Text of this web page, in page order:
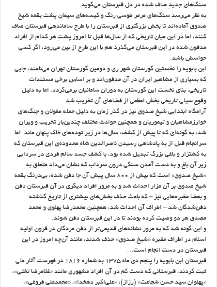
سنگ‌های جدیدِ صاف شده در دل قبرستان می‌گوید.
به نظر می‌رسد سنگ‌های مرمر طوسی رنگ و کیسه‌های سیمان پشت بقعه شیخ
صدوق آماده‌اند تا بخش بزرگتری از قبرستان را با طرح ساماندهیِ قبرستان صاف
کنند، اما در این میان تاریخی که از سال‌ها قبل تا امروز پشتِ هر کدام از افراد
مدفون شده در این قبرستان می‌گذرد هم با این طرح از بین می‌رود، اگر کسی
حواسش باشد.
ابن بابویه را نخستین گورستان شهر ری و دومین گورستان تهران می‌نامند،‌ جایی
که بسیاری از مشاهیر ایران در آن مدفون‌اند و بر اساس برخی مستندات
تاریخی، بنای نخست این گورستان به دوران سامانیان برمی‌گردد، اما به دلیل
وقوع سیلی تاریخی بخش اعظمی از فضاهای آن تخریب شد.
آرامگاه ابتدایی شیخ صدوق نیز در گذر زمان به دلیل حمله مغولان و جنگ‌های
خوارزمشاهیان و تیموریان و همچنین حوادث مختلف چندین‌بار تخریب و ویران
شد، به‌ گونه‌ای که تا پیش از کشف، سال‌ها در زیر توده‌های خاک پنهان ماند. اما
سرانجام قبل از به پادشاهی رسیدن ناصرالدین شاه محدوده‌ی این قبرستان که
به کشتزار و باغی بزرگ تبدیل شده بود، با کشف جسد سالم فردی در سردابی
زیر آن باغ و به دست آمدن سنگی درون سرداب که نشان می‌داد متعلق به
«شیخ صدوق» است که بیش از ۸۰۰ سال پیش آن جا دفن شده، بی‌درنگ بقعه‌
شیخ صدوق بر آن مزار احداث شد و به مرور افراد دیگری در آن قبرستان دفن
و بعضا مقبره‌هایی نیز – که باعث حذف بخش‌های بیشتری از تاریخ گذشته‌
دفن‌شدگان شد – اطراف آن احداث شد، همچنین محمدرضا پهلوی و محمد
مصدق هر دو وصیت کرده بودند تا در این قبرستان دفن شوند.
و این گونه شد که به مرور نشانه‌های قدیمی‌تر از دفن مردگان در قرون اولیه
اسلام در اطراف مقبره «شیخ‌ صدوق» حذف شدند، مانند آن‌چه امروز در این
قبرستان در دست انجام است…
قبرستان ابن بابویه را پنجم دی ماه ۱۳۷۵ به شماره ۱۸۱۶ در فهرست آثار ملی
ثبت کردند، قبرستانی که دست کم در آن افراد مشهوری مانند «غلامرضا تختی»،
«پهلوان سید حسن شجاعت» (رزاز)، «علی‌اکبر دهخدا»، «محمدعلی فروغی»،